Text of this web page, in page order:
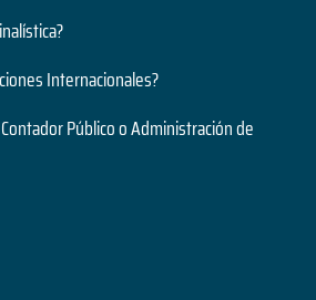
Internacionales?
Público o Administración de